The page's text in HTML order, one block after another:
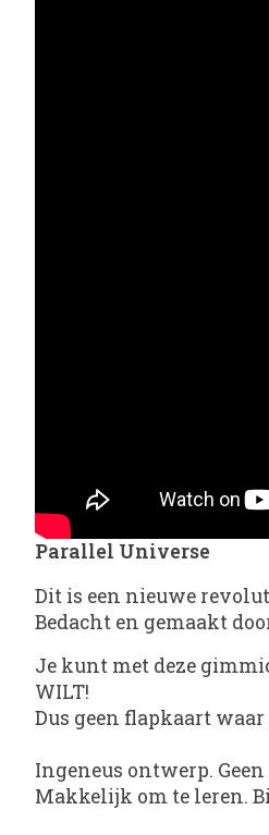
Parallel Universe
Dit is een nieuwe
Bedacht en gemaakt
Je kunt met deze
WILT!
Dus geen flapkaart
Ingeneus ontwerp.
Makkelijk om te leren.